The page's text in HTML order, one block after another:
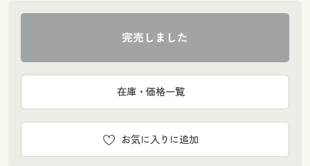
完売しました
お気に入りに追加
在庫・価格一覧